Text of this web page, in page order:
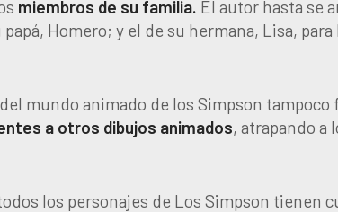
miembros de su familia. El autor hasta se
Homero; y el de su hermana, Lisa,
mundo animado de los Simpson tampoco
a otros dibujos animados, atrapando a
los personajes de Los Simpson tienen